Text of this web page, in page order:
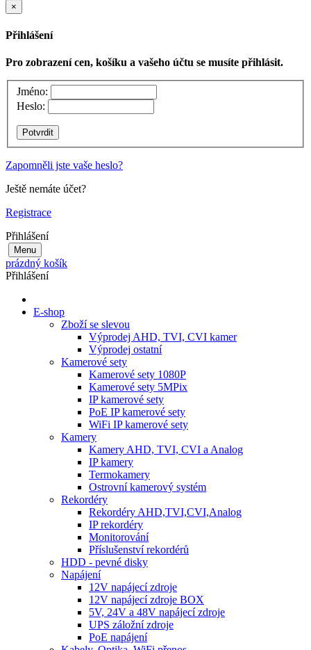
×
Přihlášení
Pro zobrazení cen, košíku a vašeho účtu se musíte přihlásit.
Jméno:
Heslo:
Zapomněli jste vaše heslo?
Ještě nemáte účet?
Registrace
Přihlášení
Menu
prázdný košík
Přihlášení
E-shop
Zboží se slevou
Výprodej AHD, TVI, CVI kamer
Výprodej ostatní
Kamerové sety
Kamerové sety 1080P
Kamerové sety 5MPix
IP kamerové sety
PoE IP kamerové sety
WiFi IP kamerové sety
Kamery
Kamery AHD, TVI, CVI a Analog
IP kamery
Termokamery
Ostrovní kamerový systém
Rekordéry
Rekordéry AHD,TVI,CVI,Analog
IP rekordéry
Monitorování
Příslušenství rekordérů
HDD - pevné disky
Napájení
12V napájecí zdroje
12V napájecí zdroje BOX
5V, 24V a 48V napájecí zdroje
UPS záložní zdroje
PoE napájení